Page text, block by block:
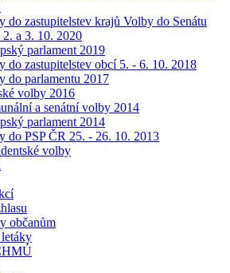
do zastupitelstev krajů Volby do Senátu
2. a 3. 10. 2020
parlament 2019
do zastupitelstev obcí 5. - 6. 10. 2018
do parlamentu 2017
volby 2016
a senátní volby 2014
parlament 2014
do PSP ČR 25. - 26. 10. 2013
volby
občanům